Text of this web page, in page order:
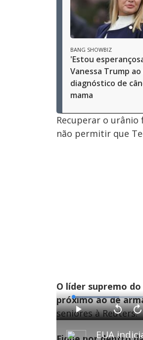
BANG SHOWBIZ
'Estou
Vanessa Trump
diagnóstico de
mama
Recuperar o
não permitir que
O líder supremo
próximo ao de
seniores à Reuters.
P
l
y
V
o
t
a
A
v
n
ç
L
o
a
d
e
1
4